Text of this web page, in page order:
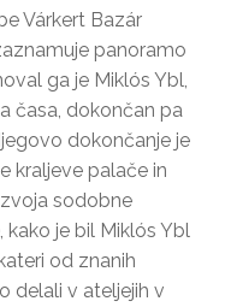
Várkert Bazár
panoramo
ga je Miklós Ybl,
časa, dokončan pa
dokončanje je
kraljeve palače in
sodobne
je bil Miklós Ybl
od znanih
delali v ateljejih v